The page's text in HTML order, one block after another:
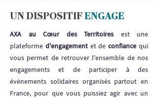
UN DISPOSITIF ENGAGE
AXA au Cœur des Territoires est une
plateforme d'engagementet deconfiance qui
vous permet de retrouver l'ensemble de nos
engagements et de participer à des
évènements solidaires organisés partout en
France, pour que vous puissiez agir avec un